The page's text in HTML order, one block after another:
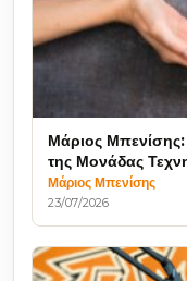
Μάριος Μπενίσης:
της Μονάδας
Μάριος Μπενίσης
23/07/2026